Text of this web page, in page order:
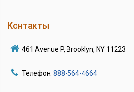
Контакты
461 Avenue P, Brooklyn, NY 11223
Телефон: 888-564-4664